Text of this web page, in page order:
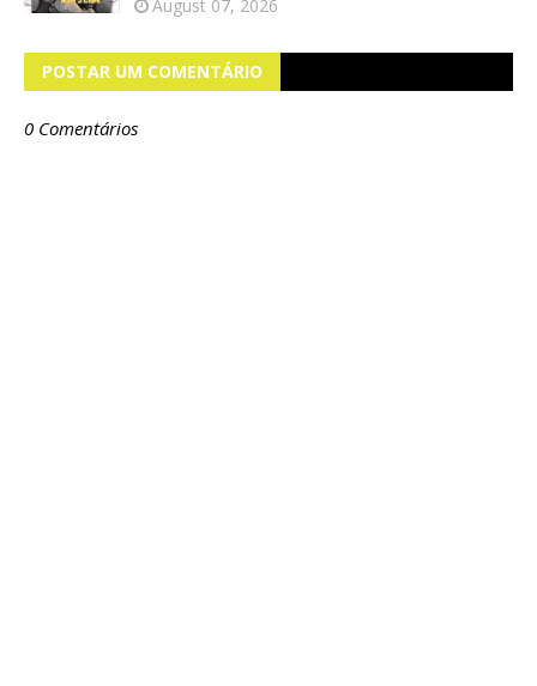
August 07, 2026
POSTAR UM COMENTÁRIO
0 Comentários